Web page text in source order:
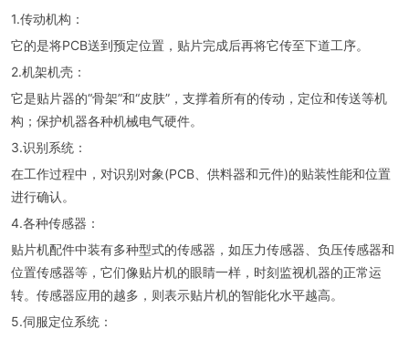
1.传动机构：
它的是将PCB送到预定位置，贴片完成后再将它传至下道工序。
2.机架机壳：
它是贴片器的“骨架”和“皮肤”，支撑着所有的传动，定位和传送等机
构；保护机器各种机械电气硬件。
3.识别系统：
在工作过程中，对识别对象(PCB、供料器和元件)的贴装性能和位置
进行确认。
4.各种传感器：
贴片机配件中装有多种型式的传感器，如压力传感器、负压传感器和
位置传感器等，它们像贴片机的眼睛一样，时刻监视机器的正常运
转。传感器应用的越多，则表示贴片机的智能化水平越高。
5.伺服定位系统：